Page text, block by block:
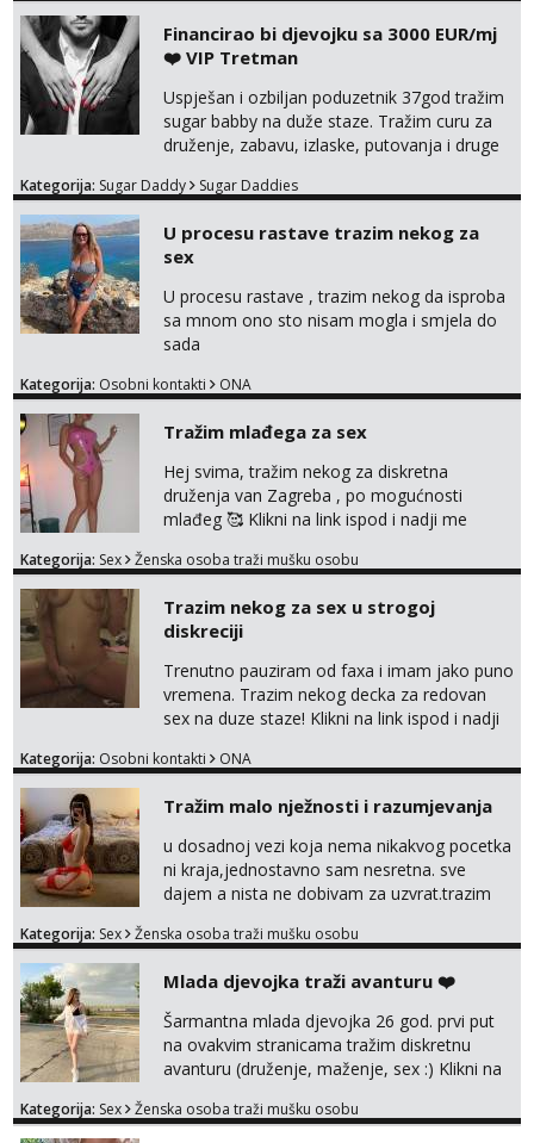
tel:0,93€ - mob:1,12€ min
Razgovaram :)
064/677-677
- Kod: #136
tel:0,93€ - mob:1,12€ min
Obavijesti me kada se oslobodi
Liliana
Razgovaram :)
tel:0,93€ - mob:1,12€ min
Obavijesti me kada se oslobodi
Čekam tvoj poziv!
Tel:064/677-677
- Kod: #53
tel:0,93€ - mob:1,12€ min
Biljana
Razgovaram :)
064/677-677
- Kod: #132
tel:0,93€ - mob:1,12€ min
Alisa
Tel:064/677-677
- Kod: #106
tel:0,93€ - mob:1,12€ min
Razgovaram :)
064/677-677
- Kod: #135
tel:0,93€ - mob:1,12€ min
Obavijesti me kada se oslobodi
Anita
Čekam tvoj poziv!
064/677-677 - Kod: #87
Zara
Čekam tvoj poziv!
Tel:064/677-677- Kod: #123
tel:0,93€ - mob:1,12€ min
Financirao bi djevojku sa 3000 EUR/mj
❤️ VIP Tretman
Uspješan i ozbiljan poduzetnik 37god tražim
sugar babby na duže staze. Tražim curu za
druženje, zabavu, izlaske, putovanja i druge
otvorena, komunikativna, zgodna i atraktivna
markodalic37@gmail.com
Kategorija: Sugar Daddy Sugar Daddies
U procesu rastave trazim nekog za
sex
U procesu rastave , trazim nekog da isproba
sa mnom ono sto nisam mogla i smjela do
sada
Kategorija: Osobni kontakti ONA
Tražim mlađega za sex
Hej svima, tražim nekog za diskretna
druženja van Zagreba , po mogućnosti
mlađeg 🥰 Klikni na link ispod i nadji me
Kategorija: Sex Ženska osoba traži mušku osobu
Trazim nekog za sex u strogoj
diskreciji
Trenutno pauziram od faxa i imam jako puno
vremena. Trazim nekog decka za redovan
sex na duze staze! Klikni na link ispod i nadji
Kategorija: Osobni kontakti ONA
Tražim malo nježnosti i razumjevanja
u dosadnoj vezi koja nema nikakvog pocetka
ni kraja,jednostavno sam nesretna. sve
dajem a nista ne dobivam za uzvrat.trazim
trazim puno samo malo njeznosti i
poljupce po tijelu koji me jako
pale,obozavam kad muskarac preuzme
kontrolu . javi se :) Klikni na link ispod i nadji
me tamo, cekam te!
Kategorija: Sex Ženska osoba traži mušku osobu
Mlada djevojka traži avanturu ❤️
Šarmantna mlada djevojka 26 god. prvi put
na ovakvim stranicama tražim diskretnu
avanturu (druženje, maženje, sex :) Klikni na
Kategorija: Sex Ženska osoba traži mušku osobu